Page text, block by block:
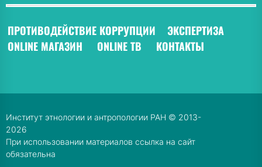
ПРОТИВОДЕЙСТВИЕ КОРРУПЦИИ ЭКСПЕРТИЗА
ONLINE МАГАЗИН
ONLINE ТВ КОНТАКТЫ
Институт этнологии и антропологии РАН © 2013-
2026
При использовании материалов ссылка на сайт
обязательна